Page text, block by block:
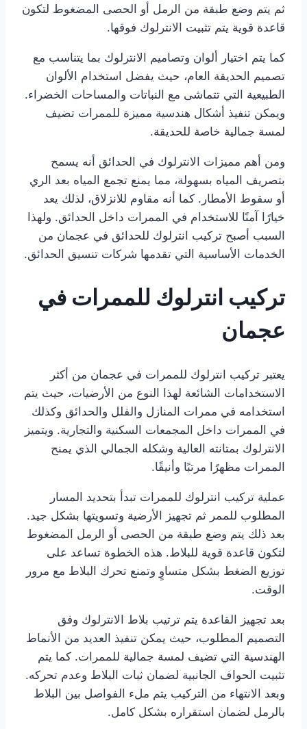
ثم يتم وضع طبقة من الرمل أو الحصى المضغوط لتكون
قاعدة قوية يتم تثبيت الانترلوك فوقها.
كما يتم اختيار ألوان وتصاميم الانترلوك بما يتناسب مع
تصميم الحديقة العام، حيث يفضل استخدام الألوان
الطبيعية التي تتماشى مع النباتات والمساحات الخضراء.
ويمكن تنفيذ أشكال هندسية مميزة للممرات تضيف
لمسة جمالية خاصة للحديقة.
ومن أهم مميزات الانترلوك في الحدائق أنه يسمح
بتصريف المياه بسهولة، مما يمنع تجمع المياه بعد الري
أو سقوط الأمطار. كما أنه مقاوم للانزلاق، لذلك يعد
خيارًا آمنًا للاستخدام في الممرات داخل الحدائق. ولهذا
السبب أصبح تركيب انترلوك للحدائق في عجمان من
الخدمات الأساسية التي تقدمها شركات تنسيق الحدائق.
تركيب انترلوك للممرات في
عجمان
يعتبر تركيب انترلوك للممرات في عجمان من أكثر
الاستخدامات الشائعة لهذا النوع من الأرضيات، حيث يتم
استخدامه في ممرات المنازل والفلل والحدائق وكذلك
في الممرات داخل المجمعات السكنية والتجارية. ويتميز
الانترلوك بمتانته العالية وشكله الجمالي الذي يمنح
الممرات مظهرًا مرتبًا وأنيقًا.
عملية تركيب انترلوك للممرات تبدأ بتحديد المسار
المطلوب للممر ثم تجهيز الأرضية وتسويتها بشكل جيد.
بعد ذلك يتم وضع طبقة من الحصى أو الرمل المضغوط
لتكون قاعدة قوية للبلاط. هذه الخطوة تساعد على
توزيع الضغط بشكل متساوٍ وتمنع تحرك البلاط مع مرور
الوقت.
بعد تجهيز القاعدة يتم ترتيب بلاط الانترلوك وفق
التصميم المطلوب، حيث يمكن تنفيذ العديد من الأنماط
الهندسية التي تضيف لمسة جمالية للممرات. كما يتم
تثبيت الحواف الجانبية لضمان ثبات البلاط وعدم تحركه.
وبعد الانتهاء من التركيب يتم ملء الفواصل بين البلاط
بالرمل لضمان استقراره بشكل كامل.